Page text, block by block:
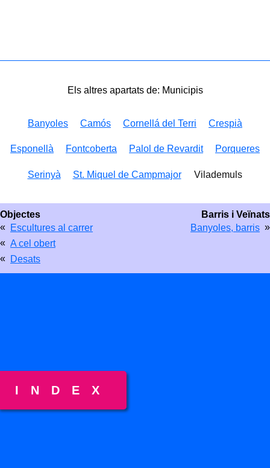
Els altres apartats de: Municipis
Banyoles Camós Cornellá del Terri Crespià
Esponellà Fontcoberta Palol de Revardit Porqueres
Serinyà St. Miquel de Campmajor Vilademuls
Barris i Veïnats
Banyoles, barris »
Objectes
« Escultures al carrer
« A cel obert
« Desats
INDEX